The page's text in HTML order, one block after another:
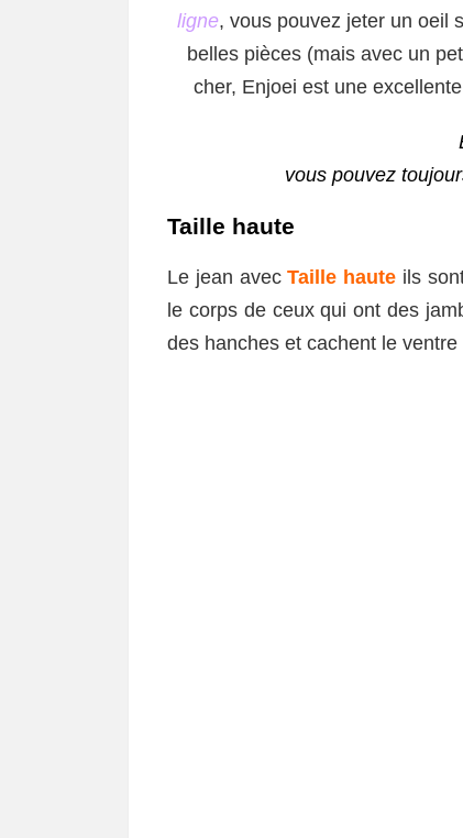
ligne, vous pouvez jeter un oeil
belles pièces (mais avec un
cher, Enjoei est une
vous pouvez
Taille haute
Le jean avecTaille haute ils
le corps de ceux qui ont des
des hanches et cachent le ventre